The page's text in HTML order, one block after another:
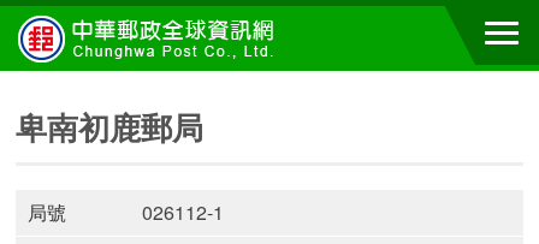
卑南初鹿郵局
局號
026112-1